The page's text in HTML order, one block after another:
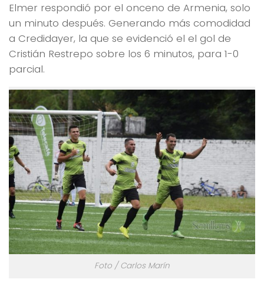
Elmer respondió por el onceno de Armenia, solo
un minuto después. Generando más comodidad
a Credidayer, la que se evidenció el el gol de
Cristián Restrepo sobre los 6 minutos, para 1-0
parcial.
Foto / Carlos Marín